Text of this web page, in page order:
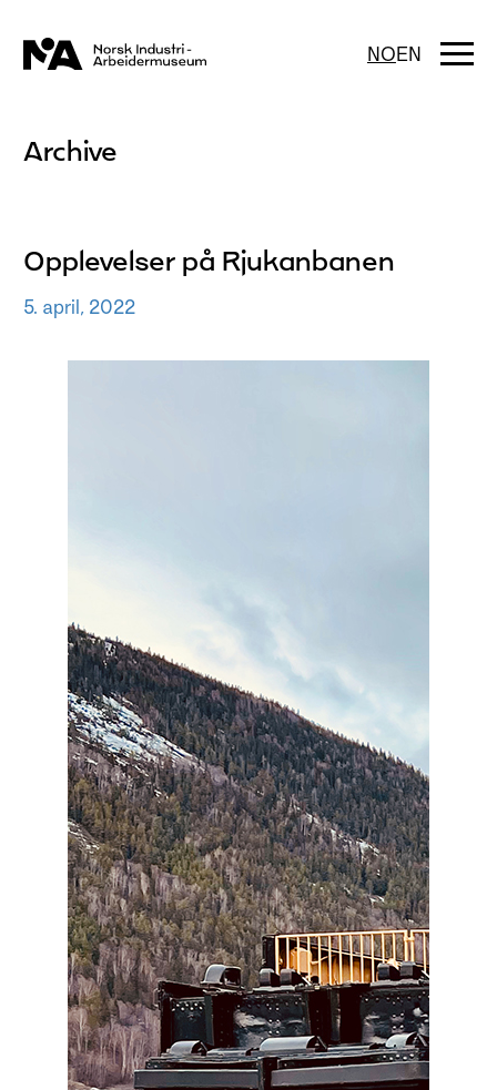
innhold
NOEN
Archive
Opplevelser på Rjukanbanen
5. april, 2022